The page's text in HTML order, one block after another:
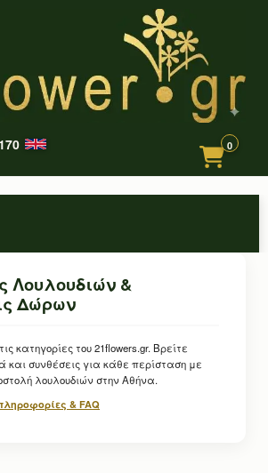
0
Λουλουδιών &
Δώρων
κατηγορίες του 21flowers.gr. Βρείτε
και συνθέσεις για κάθε περίσταση με
λουλουδιών στην Αθήνα.
& FAQ